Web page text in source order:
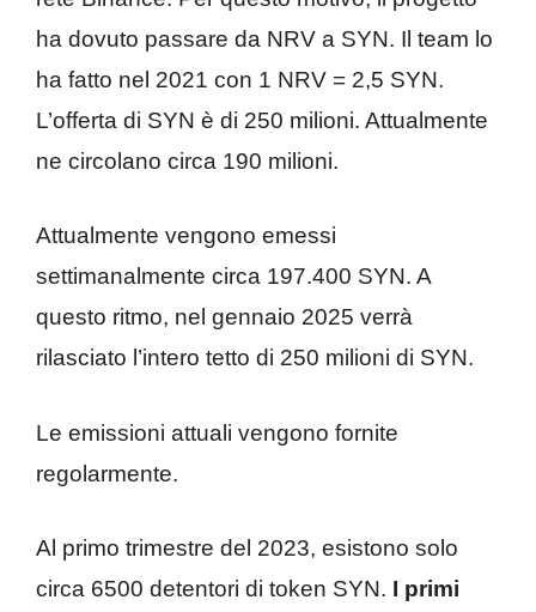
ha dovuto passare da NRV a SYN. Il team lo
ha fatto nel 2021 con 1 NRV = 2,5 SYN.
L’offerta di SYN è di 250 milioni. Attualmente
ne circolano circa 190 milioni.
Attualmente vengono emessi
settimanalmente circa 197.400 SYN. A
questo ritmo, nel gennaio 2025 verrà
rilasciato l’intero tetto di 250 milioni di SYN.
Le emissioni attuali vengono fornite
regolarmente.
Al primo trimestre del 2023, esistono solo
circa 6500 detentori di token SYN. I primi